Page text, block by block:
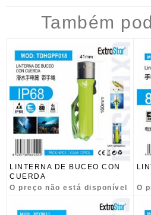
Também
LINTERNA DE BUCEO CON
CUERDA
O preço não está disponível
O